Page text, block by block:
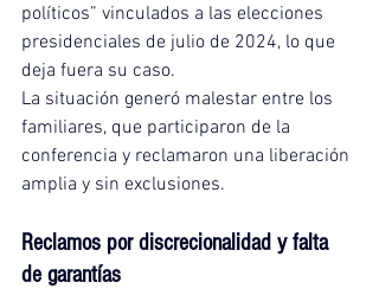
políticos” vinculados a las elecciones
presidenciales de julio de 2024, lo que
deja fuera su caso.
La situación generó malestar entre los
familiares, que participaron de la
conferencia y reclamaron una liberación
amplia y sin exclusiones.
Reclamos por discrecionalidad y falta
de garantías